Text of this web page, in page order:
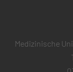
Medizinische